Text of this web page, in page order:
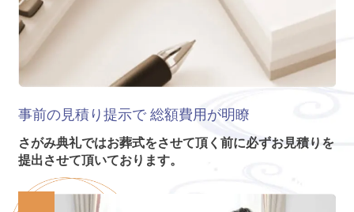
事前の見積り提示で 総額費用が明瞭
さがみ典礼ではお葬式をさせて頂く前に必ずお見積りを
提出させて頂いております。